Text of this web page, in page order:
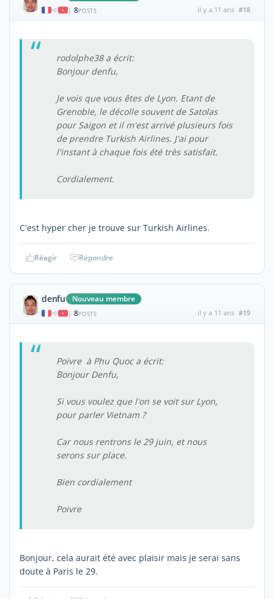
| 8POSTS il y a 11 ans #18
rodolphe38 a écrit:
Bonjour denfu,
Je vois que vous êtes de Lyon. Etant de
Grenoble, le décolle souvent de Satolas
pour Saigon et il m'est arrivé plusieurs fois
de prendre Turkish Airlines. J'ai pour
l'instant à chaque fois été très satisfait.
Cordialement.
C'est hyper cher je trouve sur Turkish Airlines.
Réagir Répondre
denfu Nouveau membre
| 8POSTS il y a 11 ans #19
Poivre à Phu Quoc a écrit:
Bonjour Denfu,
Si vous voulez que l'on se voit sur Lyon,
pour parler Vietnam ?
Car nous rentrons le 29 juin, et nous
serons sur place.
Bien cordialement
Poivre
Bonjour, cela aurait été avec plaisir mais je serai sans
doute à Paris le 29.